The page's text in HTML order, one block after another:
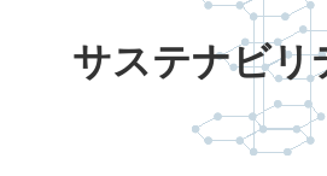
サステナビリ